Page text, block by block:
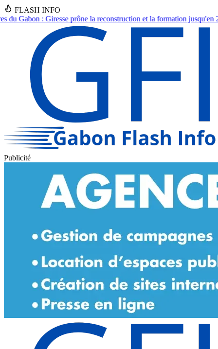
FLASH INFO
et la formation jusqu'en 2030.●Asecna Gabon : Nadine
Publicité